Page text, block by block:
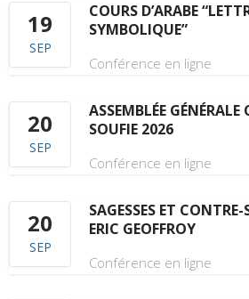
19
SEP
COURS D’ARABE
SYMBOLIQUE”
Conférence en ligne
20
SEP
ASSEMBLÉE GÉNÉRALE
SOUFIE 2026
Conférence en ligne
20
SEP
SAGESSES ET CONTRE-
ERIC GEOFFROY
Conférence en ligne